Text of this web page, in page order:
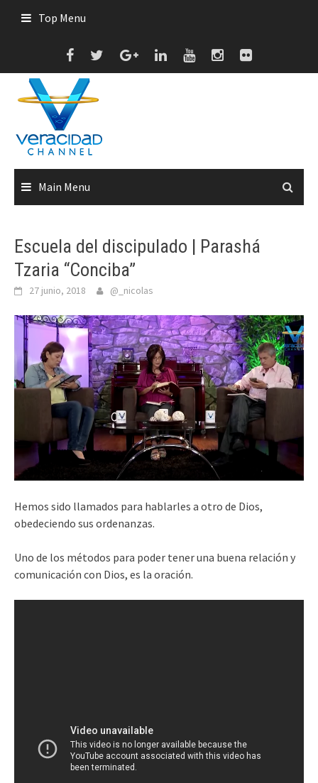
Top Menu
Main Menu
Escuela del discipulado | Parashá
Tzaria “Conciba”
27 junio, 2018 @_nicolas
Hemos sido llamados para hablarles a otro de Dios,
obedeciendo sus ordenanzas.
Uno de los métodos para poder tener una buena relación y
comunicación con Dios, es la oración.